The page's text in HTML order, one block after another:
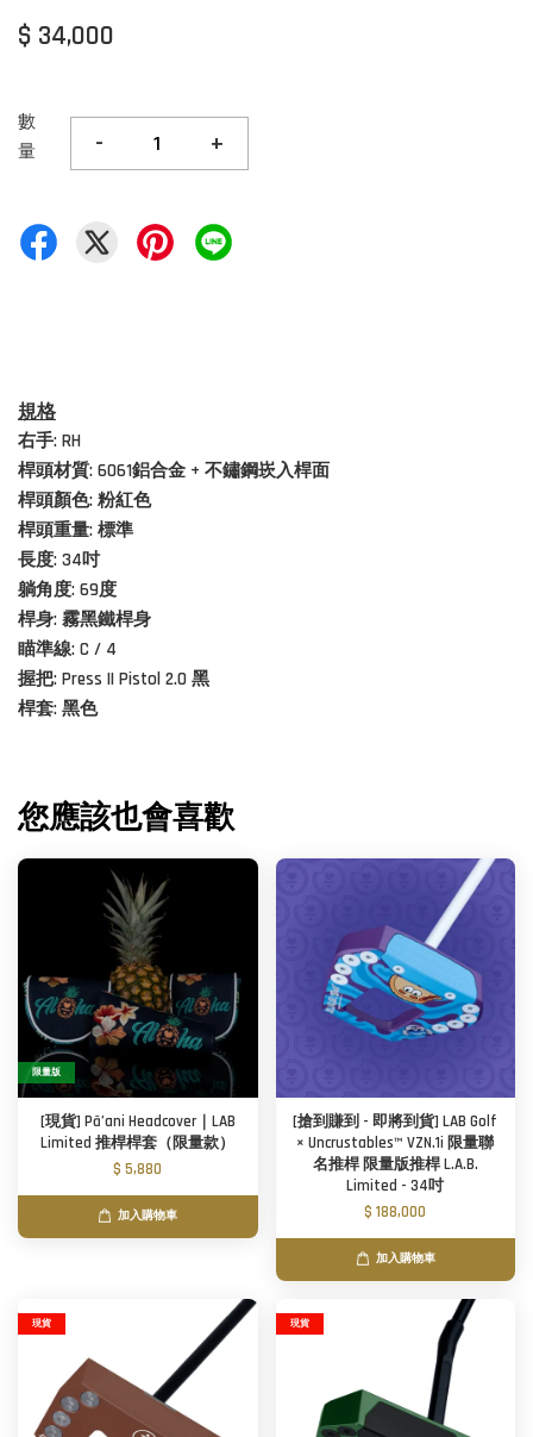
$ 34,000
數
量
- +
規格
右手: RH
桿頭材質: 6061鋁合金 + 不鏽鋼崁入桿面
桿頭顏色: 粉紅色
桿頭重量: 標準
長度: 34吋
躺角度: 69度
桿身: 霧黑鐵桿身
瞄準線: C / 4
握把: Press II Pistol 2.0 黑
桿套: 黑色
您應該也會喜歡
限量版
[現貨] Pā’ani Headcover｜LAB
Limited 推桿桿套（限量款）
$ 5,880
加入購物車
[搶到賺到 - 即將到貨] LAB Golf
× Uncrustables™ VZN.1i 限量聯
名推桿 限量版推桿 L.A.B.
Limited - 34吋
$ 188,000
加入購物車
現貨 現貨